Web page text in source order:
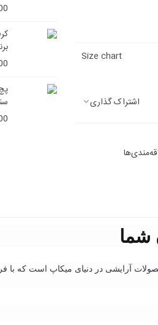
Size chart
اشتراک گذاری
آرایشی در دنیای میکاپ است که با